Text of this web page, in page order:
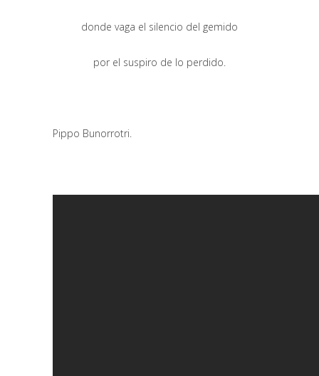
donde vaga el silencio del gemido
por el suspiro de lo perdido.
Pippo Bunorrotri.